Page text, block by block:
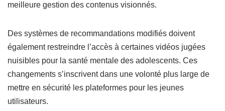
meilleure gestion des contenus visionnés.
Des systèmes de recommandations modifiés doivent
également restreindre l’accès à certaines vidéos jugées
nuisibles pour la santé mentale des adolescents. Ces
changements s’inscrivent dans une volonté plus large de
mettre en sécurité les plateformes pour les jeunes
utilisateurs.